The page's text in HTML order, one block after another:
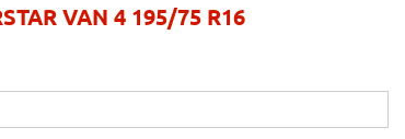
VAN 4 195/75 R16